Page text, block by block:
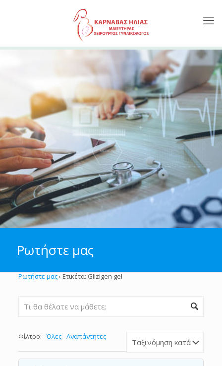
Ρωτήστε μας
Ρωτήστε μας› Ετικέτα: Glizigen gel
Φίλτρο: Όλες Αναπάντητες